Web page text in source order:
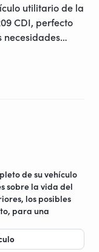
utilitario de la
CDI, perfecto
necesidades
combina
todo lo
metros y una
un espacio
3 personas
seguridad,
para dormir
largos viajes o
de su vehículo
sobre la vida del
los posibles
para una